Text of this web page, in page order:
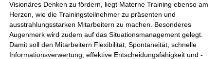
Visionäres Denken zu fördern, liegt Materne Training ebenso am
Herzen, wie die Trainingsteilnehmer zu präsenten und
ausstrahlungsstarken Mitarbeitern zu machen. Besonderes
Augenmerk wird zudem auf das Situationsmanagement gelegt.
Damit soll den Mitarbeitern Flexibilität, Spontaneität, schnelle
Informationsverwertung, effektive Entscheidungsfähigkeit und -